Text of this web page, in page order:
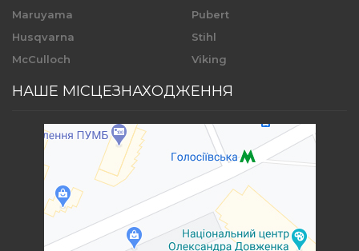
Maruyama
Husqvarna
McCulloch
Pubert
Stihl
Viking
НАШЕ МІСЦЕЗНАХОДЖЕННЯ